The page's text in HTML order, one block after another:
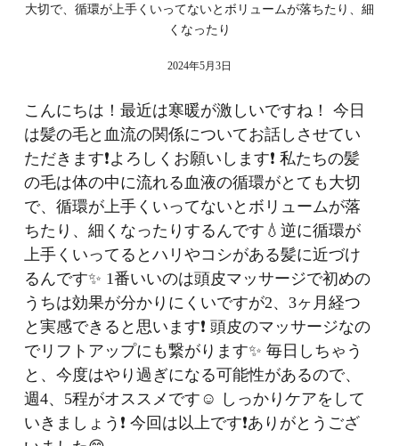
大切で、循環が上手くいってないとボリュームが落ちたり、細
くなったり
2024年5月3日
こんにちは！最近は寒暖が激しいですね！ 今日
は髪の毛と血流の関係についてお話しさせてい
ただきます❗️よろしくお願いします❗️ 私たちの髪
の毛は体の中に流れる血液の循環がとても大切
で、循環が上手くいってないとボリュームが落
ちたり、細くなったりするんです💧逆に循環が
上手くいってるとハリやコシがある髪に近づけ
るんです✨ 1番いいのは頭皮マッサージで初めの
うちは効果が分かりにくいですが2、3ヶ月経つ
と実感できると思います❗️ 頭皮のマッサージなの
でリフトアップにも繋がります✨ 毎日しちゃう
と、今度はやり過ぎになる可能性があるので、
週4、5程がオススメです☺️ しっかりケアをして
いきましょう❗️ 今回は以上です❗️ありがとうござ